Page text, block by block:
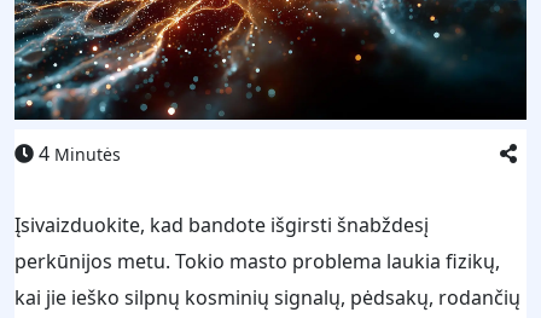
4 Minutės
Įsivaizduokite, kad bandote išgirsti šnabždesį
perkūnijos metu. Tokio masto problema laukia fizikų,
kai jie ieško silpnų kosminių signalų, pėdsakų, rodančių